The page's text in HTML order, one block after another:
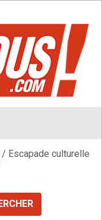
/ Escapade culturelle